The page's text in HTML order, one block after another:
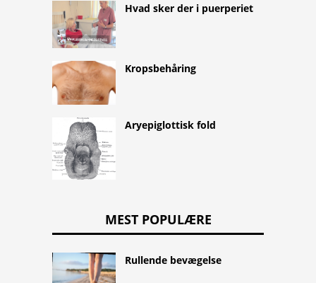
Hvad sker der i puerperiet
Kropsbehåring
Aryepiglottisk fold
MEST POPULÆRE
Rullende bevægelse